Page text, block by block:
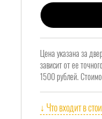
Цена указана за
зависит от ее
1500 рублей.
↓ Что входит в